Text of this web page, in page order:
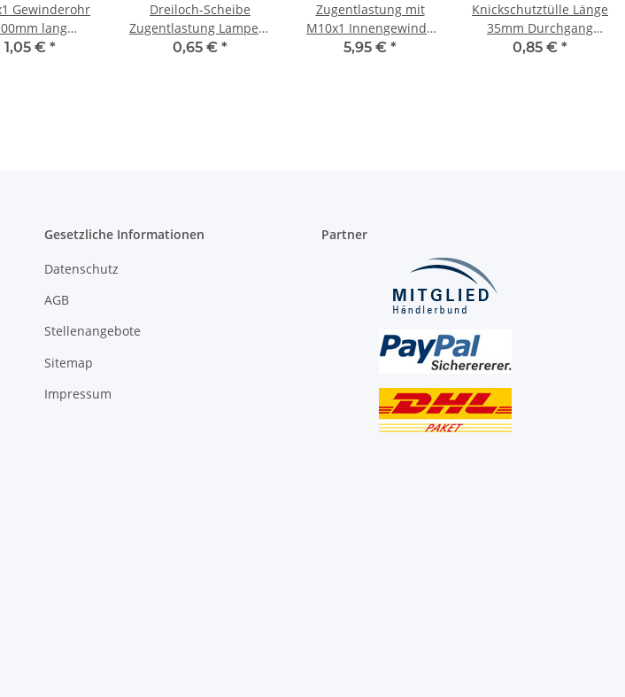
Gewinderohr
lang
Eisen verzinkt
1,05 € *
Dreiloch-Scheibe
Zugentlastung Lampen-
Kabelaufhänger
0,65 € *
Zugentlastung mit
M10x1 Innengewinde
für Kabel 12x20mm 3-
5,95 € *
Knickschutztülle Länge
35mm Durchgang
5,5mm schwarz mit
0,85 € *
Gesetzliche Informationen
Datenschutz
AGB
Stellenangebote
Sitemap
Impressum
Partner